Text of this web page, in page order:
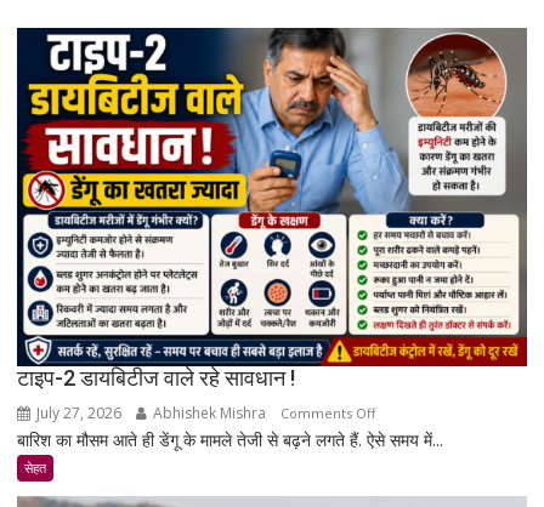
खतरा
जानिए
एक्सपर्ट
और
रिसर्च
की
पूरी
सच्चाई
टाइप-2 डायबिटीज वाले रहे सावधान !
July 27, 2026 Abhishek Mishra Comments Offon
टाइप-2
वाले
बारिश का मौसम आते ही डेंगू के मामले तेजी से बढ़ने लगते हैं. ऐसे समय में...
सेहत